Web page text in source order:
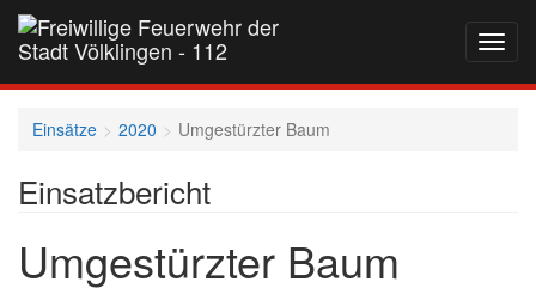
auf-
und
Einsätze 2020 Umgestürzter Baum
Einsatzbericht
Umgestürzter Baum